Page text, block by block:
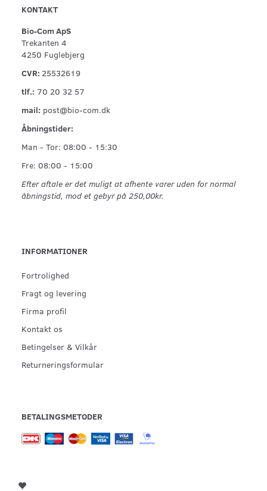
KONTAKT
Bio-Com ApS
Trekanten 4
4250 Fuglebjerg
CVR: 25532619
tlf.: 70 20 32 57
mail: post@bio-com.dk
Åbningstider:
Man - Tor: 08:00 - 15:30
Fre: 08:00 - 15:00
Efter aftale er det muligt at afhente varer uden for normal
åbningstid, mod et gebyr på 250,00kr.
INFORMATIONER
Fortrolighed
Fragt og levering
Firma profil
Kontakt os
Betingelser & Vilkår
Returneringsformular
BETALINGSMETODER